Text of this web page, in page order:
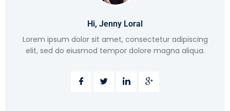
Hi, Jenny Loral
Lorem ipsum dolor sit amet, consectetur adipiscing
elit, sed do eiusmod tempor dolore magna aliqua.